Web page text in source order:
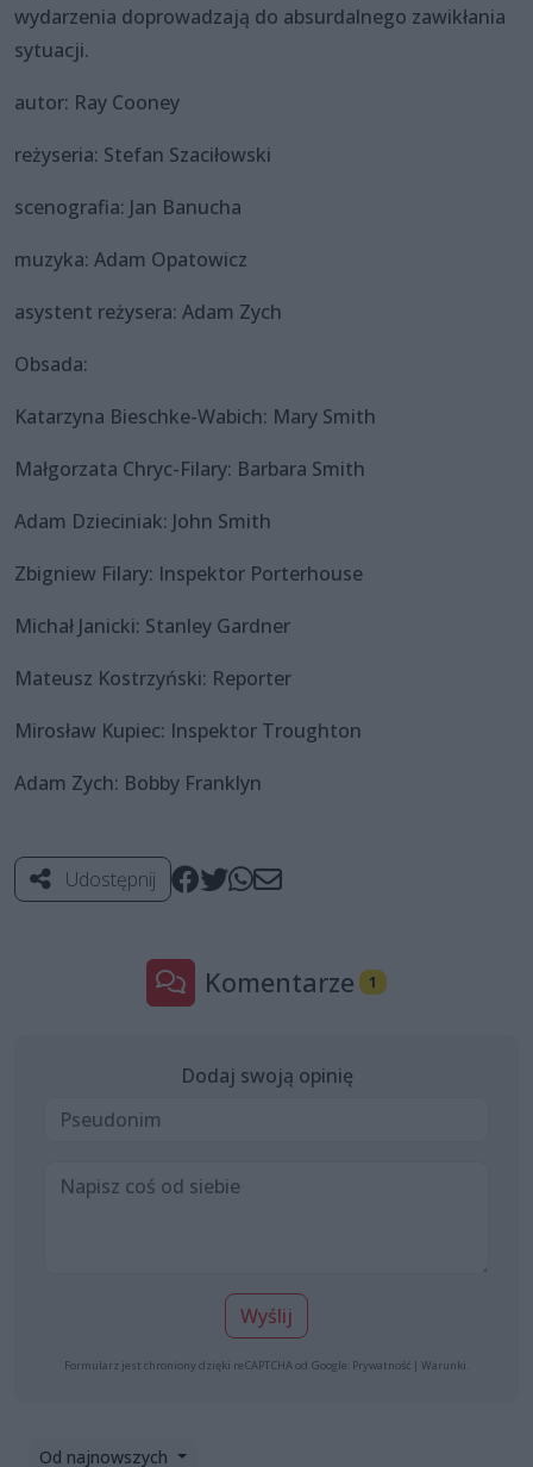
wydarzenia doprowadzają do absurdalnego zawikłania
sytuacji.
autor: Ray Cooney
reżyseria: Stefan Szaciłowski
scenografia: Jan Banucha
muzyka: Adam Opatowicz
asystent reżysera: Adam Zych
Obsada:
Katarzyna Bieschke-Wabich: Mary Smith
Małgorzata Chryc-Filary: Barbara Smith
Adam Dzieciniak: John Smith
Zbigniew Filary: Inspektor Porterhouse
Michał Janicki: Stanley Gardner
Mateusz Kostrzyński: Reporter
Mirosław Kupiec: Inspektor Troughton
Adam Zych: Bobby Franklyn
Udostępnij
Komentarze 1
Dodaj swoją opinię
Wyślij
Formularz jest chroniony dzięki reCAPTCHA od Google: Prywatność | Warunki
Od najnowszych